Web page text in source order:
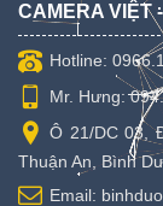
CAMERA VIỆT
Hotline:
Mr. Hưng:
Ô 21/DC 03,
Thuận An, Bình
Email: